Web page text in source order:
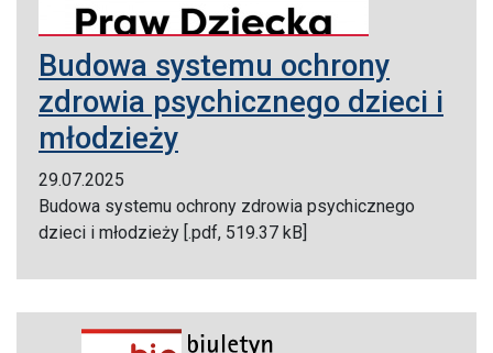
Budowa systemu ochrony
zdrowia psychicznego dzieci i
młodzieży
29.07.2025
Budowa systemu ochrony zdrowia psychicznego
dzieci i młodzieży [.pdf, 519.37 kB]